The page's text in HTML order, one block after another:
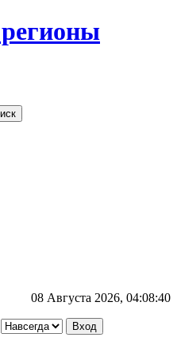
08 Августа 2026, 04:08:40